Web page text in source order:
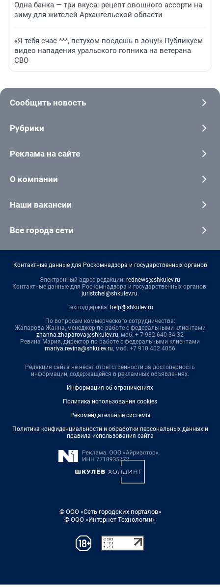
Одна банка — три вкуса: рецепт овощного ассорти на
зиму для жителей Архангельской области
«Я тебя счас ***, петухом поедешь в зону!» Публикуем
видео нападения уральского гопника на ветерана
СВО
Сообщить новость
Рубрики
Реклама на сайте
О компании
Наши вакансии
Все города сети
Контактные данные для Роскомнадзора и государственных органов
Электронный адрес редакции: rednews@shkulev.ru
Контактные данные для Роскомнадзора и государственных органов:
juristchel@shkulev.ru.
Техподдержка: help@shkulev.ru
По вопросам коммерческого сотрудничества:
Жапарова Жанна, менеджер по работе с федеральными клиентами
zhanna.zhaparova@shkulev.ru, моб. + 7 982 640 34 32
Ревина Мария, директор по работе с федеральными клиентами
mariya.revina@shkulev.ru, моб. +7 910 402 4056
Редакция сайта не несет ответственности за достоверность
информации, содержащейся в рекламных объявлениях.
Информация об ограничениях
Политика использования cookies
Рекомендательные системы
Политика конфиденциальности и обработки персональных данных и
правила использования сайта
© ООО «Сеть городских порталов»
© ООО «Интернет Технологии»